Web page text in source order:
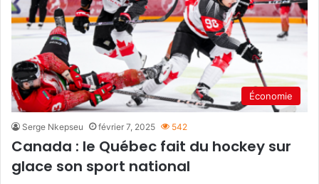
Économie
Serge Nkepseu février 7, 2025 542
Canada : le Québec fait du hockey sur
glace son sport national